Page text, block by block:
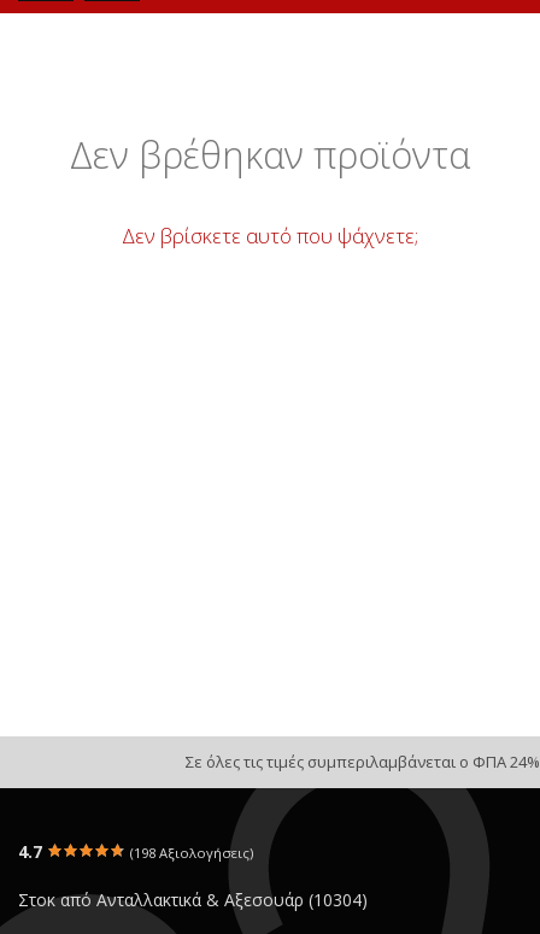
Δεν βρέθηκαν προϊόντα
Δεν βρίσκετε αυτό που ψάχνετε;
Σε όλες τις τιμές συμπεριλαμβάνεται ο ΦΠΑ 24%
4.7 (198 Αξιολογήσεις)
Στοκ από Ανταλλακτικά & Αξεσουάρ (10304)